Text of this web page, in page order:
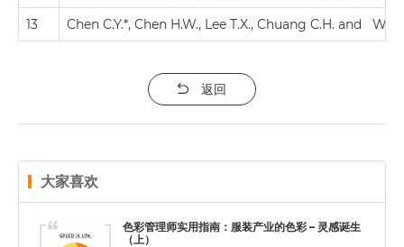
13 Chen C.Y.*, Chen H.W., Lee T.X., Chuang C.H. and
返回
大家喜欢
色彩管理师实用指南：服装产业的色彩 – 灵感诞生
（上）